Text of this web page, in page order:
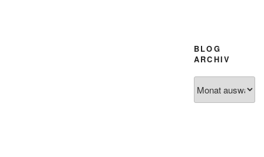
BLOG
ARCHIV
Archiv